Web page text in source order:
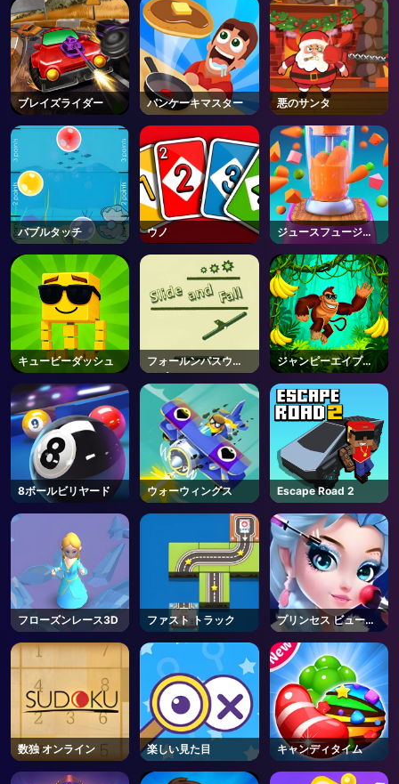
AD
ンライン
ブレイズライダー パンケーキマスター 悪のサンタ
バブルタッチ ウノ
ジュースフュージョ
ンフレンジ
キュービーダッシュ
フォールンパスウェ
イズ
ジャンピーエイプジ
ョー
8ボールビリヤード ウォーウィングス Escape Road 2
フローズンレース3D ファスト トラック
プリンセス ビューテ
ィー パーラー
数独 オンライン 楽しい見た目 キャンディタイム